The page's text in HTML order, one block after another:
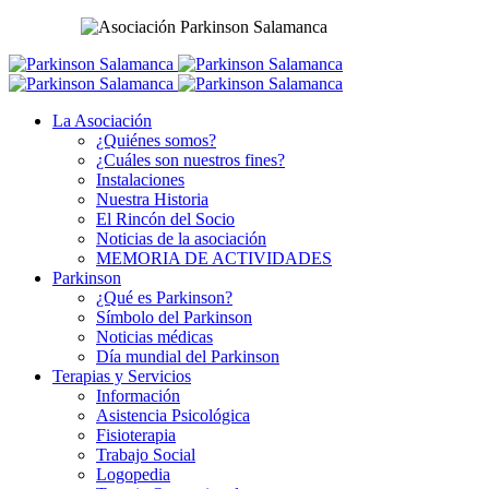
La Asociación
¿Quiénes somos?
¿Cuáles son nuestros fines?
Instalaciones
Nuestra Historia
El Rincón del Socio
Noticias de la asociación
MEMORIA DE ACTIVIDADES
Parkinson
¿Qué es Parkinson?
Símbolo del Parkinson
Noticias médicas
Día mundial del Parkinson
Terapias y Servicios
Información
Asistencia Psicológica
Fisioterapia
Trabajo Social
Logopedia